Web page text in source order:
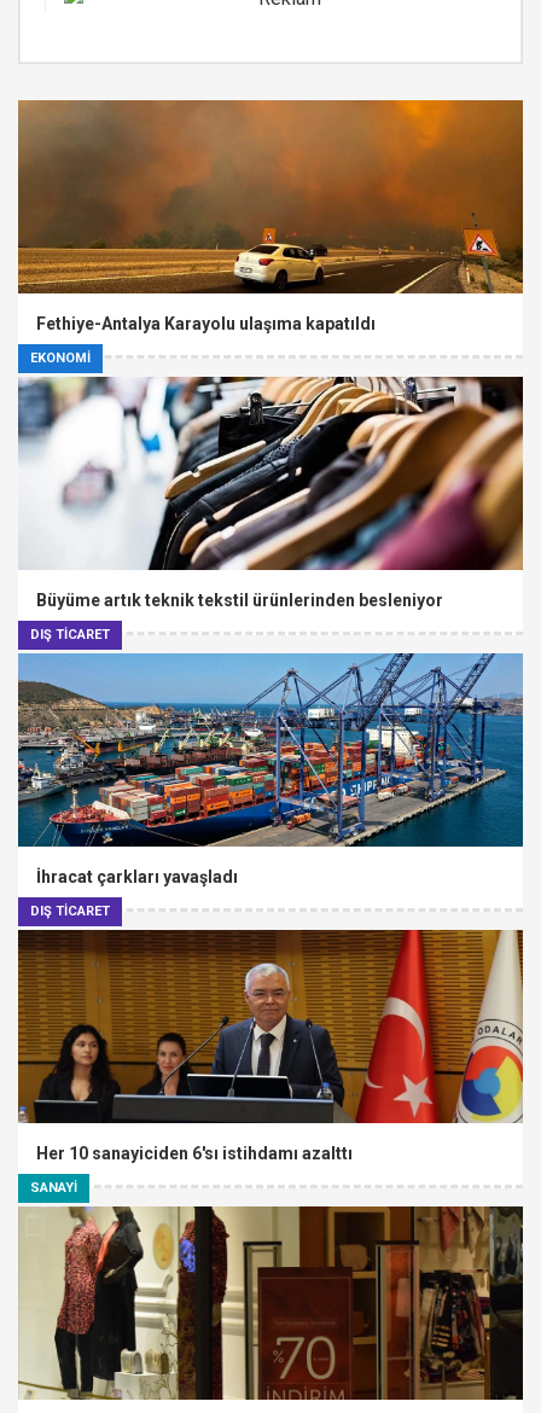
EKONOMİ
Fethiye-Antalya Karayolu ulaşıma kapatıldı
DIŞ TİCARET
Büyüme artık teknik tekstil ürünlerinden besleniyor
DIŞ TİCARET
İhracat çarkları yavaşladı
SANAYİ
Her 10 sanayiciden 6'sı istihdamı azalttı